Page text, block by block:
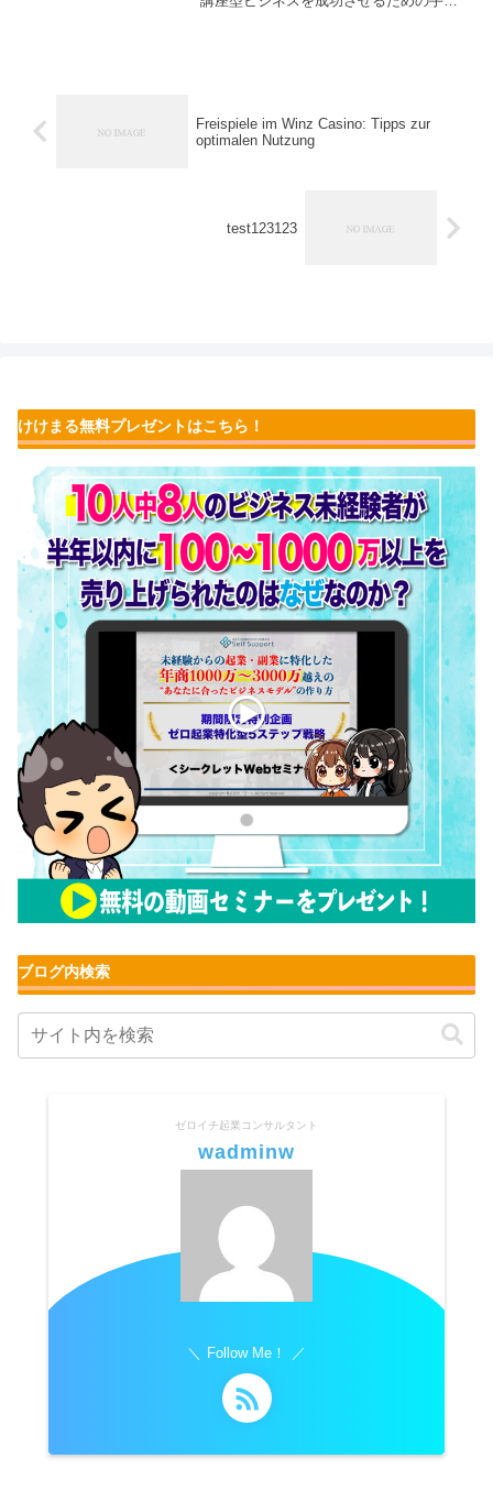
Freispiele im Winz Casino: Tipps zur
optimalen Nutzung
test123123
けけまる無料プレゼントはこちら！
ブログ内検索
ゼロイチ起業コンサルタント
wadminw
Follow Me！